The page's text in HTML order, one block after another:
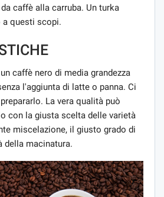
caffè alla carruba. Un turka
a questi scopi.
caffè nero di media grandezza
l'aggiunta di latte o panna. Ci
La vera qualità può
con la giusta scelta delle varietà
miscelazione, il giusto grado di
della macinatura.